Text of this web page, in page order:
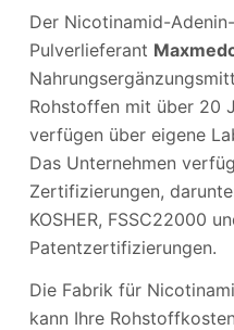
Der Nicotinamid-
Pulverlieferant
Rohstoffen mit über 20
verfügen über eigene
Das Unternehmen
Zertifizierungen,
KOSHER, FSSC22000
Patentzertifizierungen.
Die Fabrik für
kann Ihre